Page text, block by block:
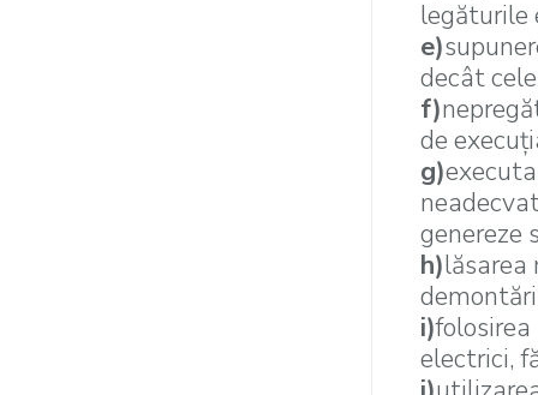
legăturile
e)
decât
f)
de
g)
genereze
h)lăsarea
i)
electrici,